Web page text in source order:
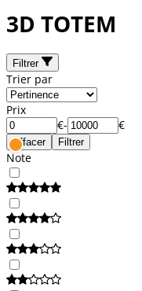
3D TOTEM
Filtrer
Trier par
Prix
€- €
Effacer Filtrer
Note